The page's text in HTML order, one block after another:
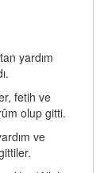
yardım
fetih ve
olup gitti.
ve